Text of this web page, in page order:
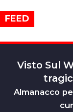
FEED
Visto Sul
Almanacco